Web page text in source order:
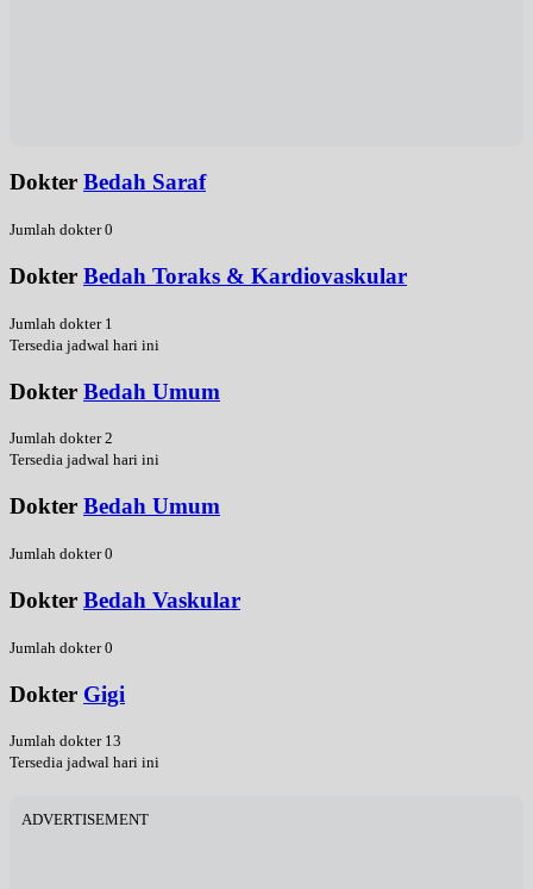
Dokter Bedah Saraf
Jumlah dokter 0
Dokter Bedah Toraks & Kardiovaskular
Jumlah dokter 1
Tersedia jadwal hari ini
Dokter Bedah Umum
Jumlah dokter 2
Tersedia jadwal hari ini
Dokter Bedah Umum
Jumlah dokter 0
Dokter Bedah Vaskular
Jumlah dokter 0
Dokter Gigi
Jumlah dokter 13
Tersedia jadwal hari ini
ADVERTISEMENT